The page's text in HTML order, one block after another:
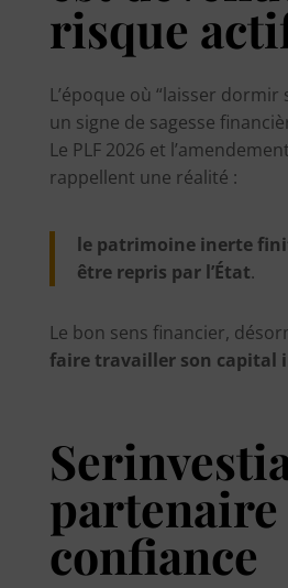
risque
L’époque où “laisser
un signe de sagesse
Le PLF 2026 et
rappellent une réalité :
le patrimoine inerte
être repris par l’État.
Le bon sens financier,
faire travailler son capital
partenaire
confiance